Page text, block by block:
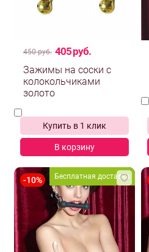
405 руб.
450 руб.
Купить в 1 клик
В корзину
Бесплатная доставка